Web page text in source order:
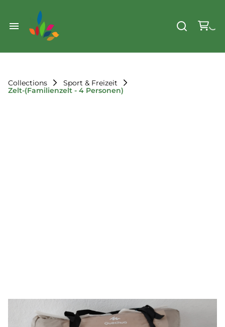
Start
Sortiment
Weihnachten
Werkzeug & Renovierung
Der Verein
Standorte
Collections
Sport & Freizeit
Zelt-(Familienzelt - 4 Personen)